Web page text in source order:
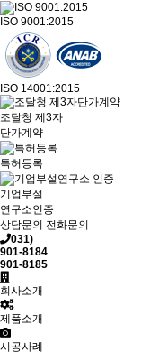
ISO 9001:2015
ISO 14001:2015
조달청 제3자
단가계약
특허등록
기업부설
연구소인증
상담문의 전화문의
031)
901-8184
901-8185
회사소개
제품소개
시공사례